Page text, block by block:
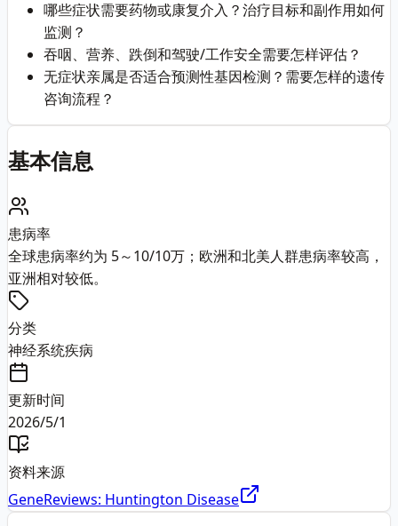
哪些症状需要药物或康复介入？治疗目标和副作用如何
监测？
吞咽、营养、跌倒和驾驶/工作安全需要怎样评估？
无症状亲属是否适合预测性基因检测？需要怎样的遗传
咨询流程？
基本信息
患病率
全球患病率约为 5～10/10万；欧洲和北美人群患病率较高，
亚洲相对较低。
分类
神经系统疾病
更新时间
2026/5/1
资料来源
GeneReviews: Huntington Disease